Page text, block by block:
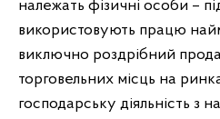
належать фізичні особи –
використовують працю
виключно роздрібний
торговельних місць на
господарську діяльність з